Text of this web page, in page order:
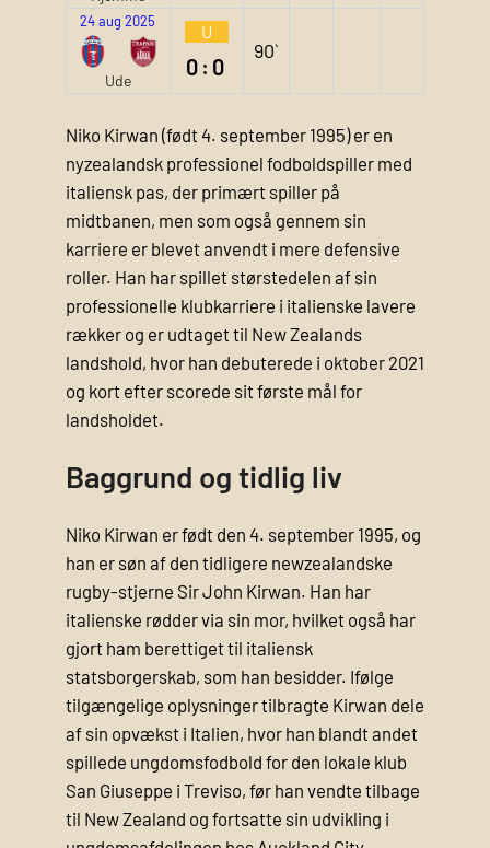
24 aug 2025
Ude
U
0:0
90`
Niko Kirwan (født 4. september 1995) er en
nyzealandsk professionel fodboldspiller med
italiensk pas, der primært spiller på
midtbanen, men som også gennem sin
karriere er blevet anvendt i mere defensive
roller. Han har spillet størstedelen af sin
professionelle klubkarriere i italienske lavere
rækker og er udtaget til New Zealands
landshold, hvor han debuterede i oktober 2021
og kort efter scorede sit første mål for
landsholdet.
Baggrund og tidlig liv
Niko Kirwan er født den 4. september 1995, og
han er søn af den tidligere newzealandske
rugby‑stjerne Sir John Kirwan. Han har
italienske rødder via sin mor, hvilket også har
gjort ham berettiget til italiensk
statsborgerskab, som han besidder. Ifølge
tilgængelige oplysninger tilbragte Kirwan dele
af sin opvækst i Italien, hvor han blandt andet
spillede ungdomsfodbold for den lokale klub
San Giuseppe i Treviso, før han vendte tilbage
til New Zealand og fortsatte sin udvikling i